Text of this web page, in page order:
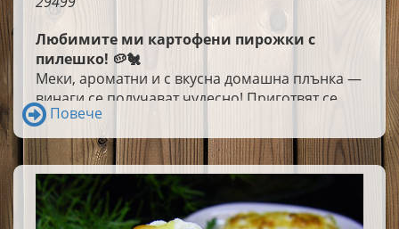
Любимите ми картофени пирожки с
пилешко! 🥔🐔
Меки, ароматни и с вкусна домашна плънка —
винаги се получават чудесно! Приготвят се
лесно и ухаят така, че трудно можеш да
изчакаш да изстинат. 💛
Повече